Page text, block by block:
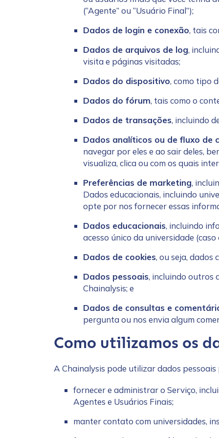
(“Agente” ou “Usuário Final”);
Dados de login e conexão, tais
Dados de arquivos de log,
visita e páginas visitadas;
Dados do dispositivo, como tipo
Dados do fórum, tais como o
Dados de transações, incluindo
Dados analíticos ou de fluxo de
navegar por eles e ao sair deles,
visualiza, clica ou com os quais
Preferências de marketing,
Dados educacionais, incluindo
opte por nos fornecer essas
Dados educacionais, incluindo
acesso único da universidade
Dados de cookies, ou seja, dados
Dados pessoais, incluindo outros
Chainalysis; e
Dados de consultas e
pergunta ou nos envia algum
Como utilizamos os
A Chainalysis pode utilizar dados pessoais
fornecer e administrar o Serviço,
Agentes e Usuários Finais;
manter contato com universidades,